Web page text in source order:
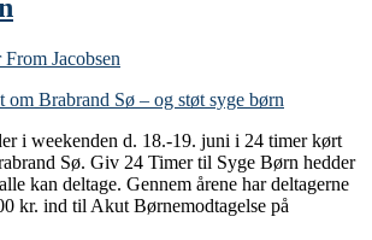
From Jacobsen
i weekenden d. 18.-19. juni i 24 timer kørt
Sø. Giv 24 Timer til Syge Børn hedder
kan deltage. Gennem årene har deltagerne
kr. ind til Akut Børnemodtagelse på